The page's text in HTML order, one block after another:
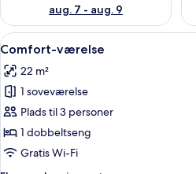
aug. 7 - aug. 9
Indlæs
alle
billeder
af
Comfort-
værelse
4
Comfort-værelse
22 m²
1 soveværelse
Plads til 3 personer
1 dobbeltseng
Gratis Wi-Fi